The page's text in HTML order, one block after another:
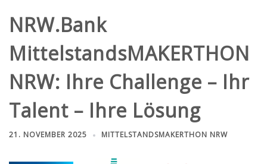
NRW.Bank
MittelstandsMAKERTHON
NRW: Ihre Challenge – Ihr
Talent – Ihre Lösung
21. NOVEMBER 2025 MITTELSTANDSMAKERTHON NRW